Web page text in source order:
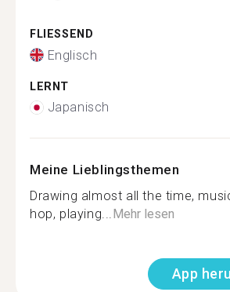
FLIESSEND
Englisch
LERNT
Japanisch
Meine Lieblingsthemen
Drawing almost all the time,
hop, playing...Mehr lesen
App